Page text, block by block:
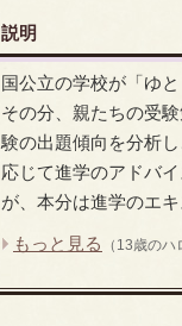
説明
国公立の学校が「ゆ
その分、親たちの受
験の出題傾向を分析
応じて進学のアドバ
が、本分は進学のエキ
もっと見る （13歳の